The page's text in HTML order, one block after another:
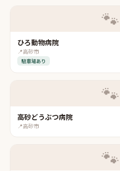
🐾
ひろ動物病院
📍高砂市
駐車場あり
🐾
高砂どうぶつ病院
📍高砂市
🐾